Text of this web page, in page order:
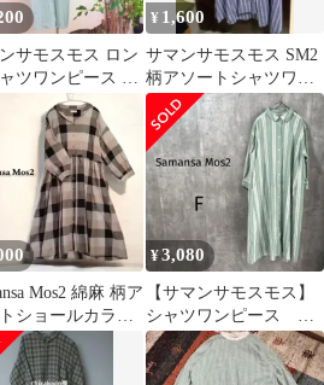
サモスモス ロン
ツワンピース 緑
ストライプ
¥ 1,600
サマンサモスモス SM2
柄アソートシャツワン
ピース ブルー
Mos2 綿麻 柄ア
ショールカラー
ース ブラウン
¥3,080
【サマンサモスモス】
シャツワンピース ス
トライプ F 麻リネン
混 ロング 緑